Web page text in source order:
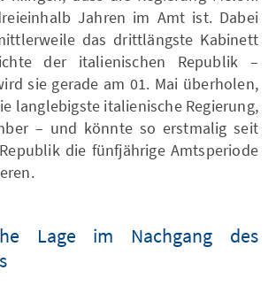
Jahren im Amt ist. Dabei
das drittlängste Kabinett
der italienischen Republik –
sie gerade am 01. Mai überholen,
langlebigste italienische Regierung,
– und könnte so erstmalig seit
die fünfjährige Amtsperiode
Lage im Nachgang des